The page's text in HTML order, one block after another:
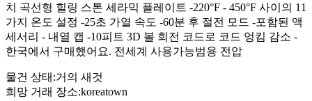
치 곡선형 힐링 스톤 세라믹 플레이트 -220°F - 450°F 사이의 11
가지 온도 설정 -25초 가열 속도 -60분 후 절전 모드 -포함된 액
세서리 - 내열 캡 -10피트 3D 볼 회전 코드로 코드 엉킴 감소 -
한국에서 구매했어요. 전세계 사용가능범용 전압
물건 상태 :거의 새것
희망 거래 장소:koreatown